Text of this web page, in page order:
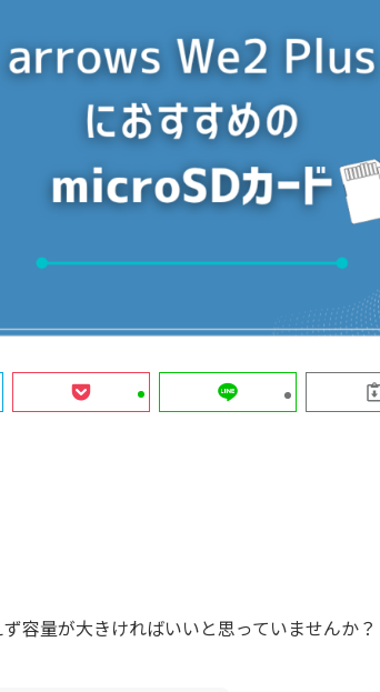
容量が大きければいいと思っていませんか？